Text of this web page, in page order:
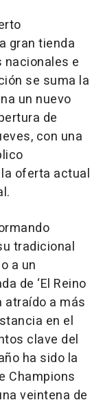
gran tienda
e
se suma la
un nuevo
de
con una
oferta actual
tradicional
a un
de ‘El Reino
atraído a más
en el
clave del
ha sido la
Champions
veintena de